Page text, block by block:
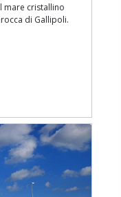
mare cristallino
di Gallipoli.